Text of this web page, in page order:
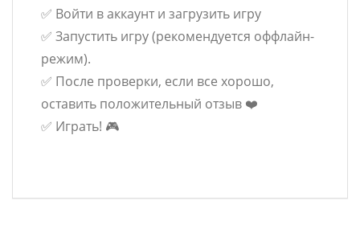
✅ Войти в аккаунт и загрузить игру
✅ Запустить игру (рекомендуется оффлайн-
режим).
✅ После проверки, если все хорошо,
оставить положительный отзыв ❤️
✅ Играть! 🎮